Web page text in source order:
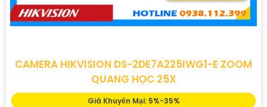
CAMERA HIKVISION DS-2DE7A225IWG1-E ZOOM
QUANG HỌC 25X
Giá Khuyến Mại: 5%-35%